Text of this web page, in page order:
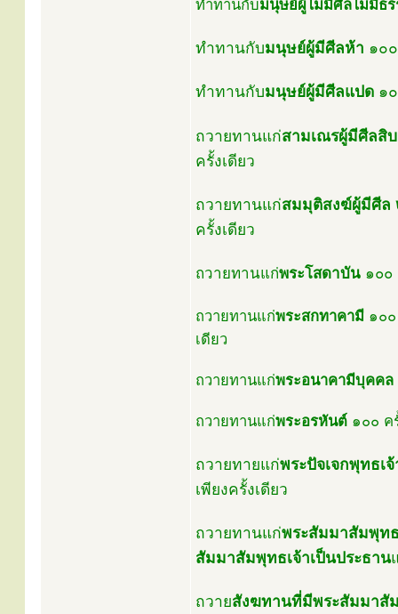
ทำทานกับมนุษย์ผู้ไม่มีศีลไม่มีธ
ทำทานกับมนุษย์ผู้มีศีลห้า ๑๐
ทำทานกับมนุษย์ผู้มีศีลแปด ๑
ถวายทานแก่สามเณรผู้มีศีลสิบ
ครั้งเดียว
ถวายทานแก่สมมุติสงฆ์ผู้มีศีล
ครั้งเดียว
ถวายทานแก่พระโสดาบัน ๑๐๐
ถวายทานแก่พระสกทาคามี ๑๐
เดียว
ถวายทานแก่พระอนาคามีบุคคล
ถวายทานแก่พระอรหันต์ ๑๐๐ ค
ถวายทายแก่พระปัจเจกพุทธเจ้
เพียงครั้งเดียว
ถวายทานแก่พระสัมมาสัมพุทธ
สัมมาสัมพุทธเจ้าเป็นประธาน
ถวายสังฆทานที่มีพระสัมมาสั